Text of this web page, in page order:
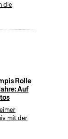
die
Rolle
Auf
mit der